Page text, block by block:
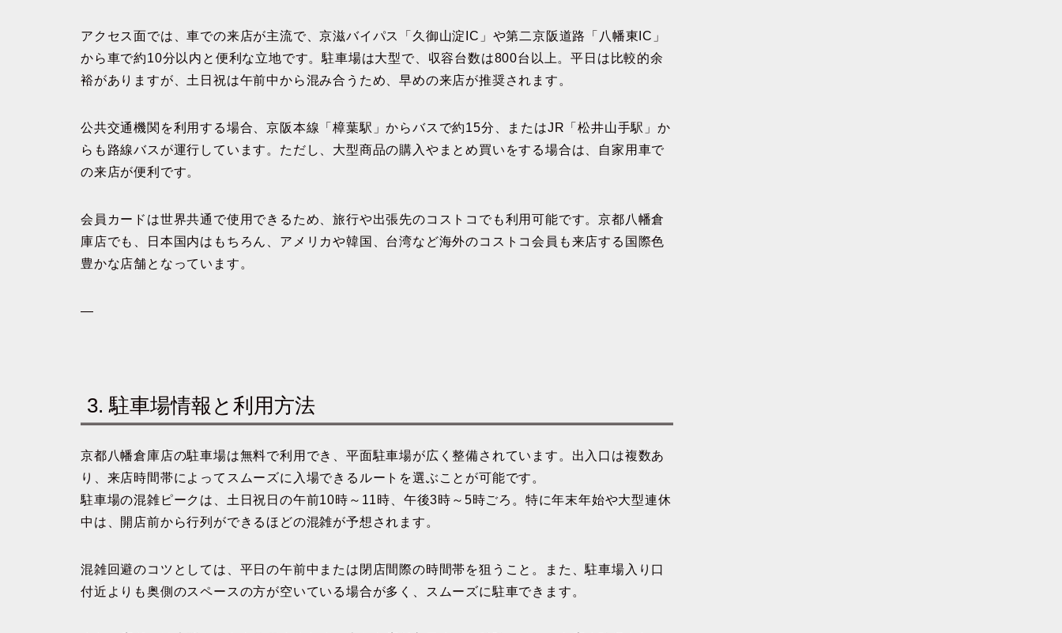
アクセス面では、車での来店が主流で、京滋バイパス「久御山淀IC」や第二京阪道路「八幡東IC」
から車で約10分以内と便利な立地です。駐車場は大型で、収容台数は800台以上。平日は比較的余
裕がありますが、土日祝は午前中から混み合うため、早めの来店が推奨されます。
公共交通機関を利用する場合、京阪本線「樟葉駅」からバスで約15分、またはJR「松井山手駅」か
らも路線バスが運行しています。ただし、大型商品の購入やまとめ買いをする場合は、自家用車で
の来店が便利です。
会員カードは世界共通で使用できるため、旅行や出張先のコストコでも利用可能です。京都八幡倉
庫店でも、日本国内はもちろん、アメリカや韓国、台湾など海外のコストコ会員も来店する国際色
豊かな店舗となっています。
—
3. 駐車場情報と利用方法
京都八幡倉庫店の駐車場は無料で利用でき、平面駐車場が広く整備されています。出入口は複数あ
り、来店時間帯によってスムーズに入場できるルートを選ぶことが可能です。
駐車場の混雑ピークは、土日祝日の午前10時～11時、午後3時～5時ごろ。特に年末年始や大型連休
中は、開店前から行列ができるほどの混雑が予想されます。
混雑回避のコツとしては、平日の午前中または閉店間際の時間帯を狙うこと。また、駐車場入り口
付近よりも奥側のスペースの方が空いている場合が多く、スムーズに駐車できます。